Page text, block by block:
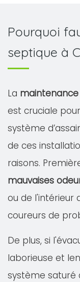
Pourquoi
septique à
La
est cruciale
système
de ces
raisons.
mauvaises
ou de l'intérieur
coureurs de
De plus, si
laborieuse et
système saturé